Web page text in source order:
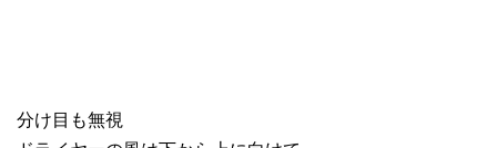
分け目も無視